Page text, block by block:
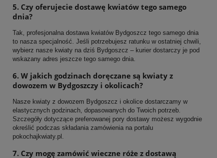
5. Czy oferujecie dostawę kwiatów tego samego
dnia?
Tak, profesjonalna dostawa kwiatów Bydgoszcz tego samego dnia
to nasza specjalność. Jeśli potrzebujesz ratunku w ostatniej chwili,
wybierz nasze kwiaty na dziś Bydgoszcz – kurier dostarczy je pod
wskazany adres jeszcze tego samego dnia.
6. W jakich godzinach doręczane są kwiaty z
dowozem w Bydgoszczy i okolicach?
Nasze kwiaty z dowozem Bydgoszcz i okolice dostarczamy w
elastycznych godzinach, dopasowanych do Twoich potrzeb.
Szczegóły dotyczące preferowanej pory dostawy możesz wygodnie
określić podczas składania zamówienia na portalu
pokochajkwiaty.pl.
7. Czy mogę zamówić wieczne róże z dostawą